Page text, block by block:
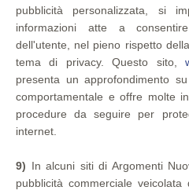
pubblicità personalizzata, si
informazioni atte a
dell'utente, nel pieno rispetto
tema di privacy. Questo sito,
presenta un approfondimento
comportamentale e offre molte
procedure da seguire per
internet.
9) In alcuni siti di Argomenti
pubblicità commerciale